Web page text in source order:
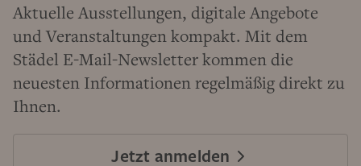
Aktuelle Ausstellungen, digitale Angebote
und Veranstaltungen kompakt. Mit dem
Städel E-Mail-Newsletter kommen die
neuesten Informationen regelmäßig direkt zu
Ihnen.
Jetzt anmelden